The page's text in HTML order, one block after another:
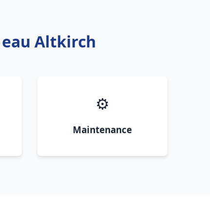
Altkirch
⚙️
Maintenance